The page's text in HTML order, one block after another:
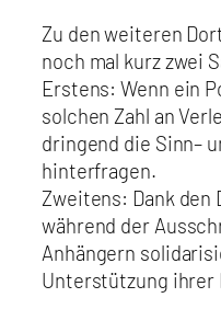
Zu den weiteren
noch mal kurz zwei
Erstens: Wenn ein
solchen Zahl an
dringend die Sinn–
hinterfragen.
Zweitens: Dank
während der
Anhängern
Unterstützung ihrer